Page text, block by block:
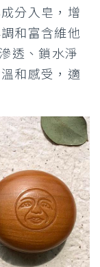
分入皂，增
和富含維他
透、鎖水淨
和感受，適